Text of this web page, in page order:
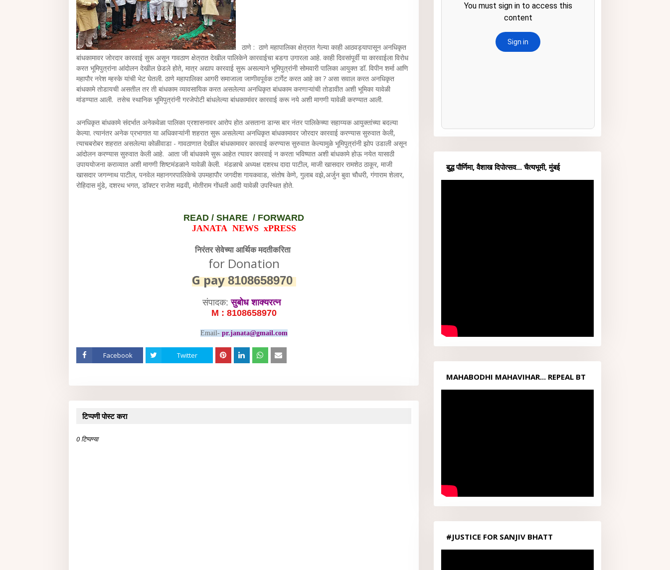
ठाणे : ठाणे महापालिका क्षेत्रात गेल्या काही आठवड्यापासून अनधिकृत
बांधकामावर जोरदार कारवाई सुरू असून गावठाण क्षेत्रात देखील पालिकेने कारवाईचा बडगा उगारला आहे. काही दिवसांपूर्वी या कारवाईला विरोध
करत भूमिपुत्रांना आंदोलन देखील छेडले होते, मात्र अद्याप कारवाई सुरू असल्याने भूमिपुत्रांनी सोमवारी पालिका आयुक्त डॉ. विपीन शर्मा आणि
महापौर नरेश म्हस्के यांची भेट घेतली. ठाणे महापालिका आगरी समाजाला जाणीवपूर्वक टार्गेट करत आहे का ? असा सवाल करत अनधिकृत
बांधकामे तोडायची असतील तर ती बांधकाम व्यावसायिक करत असलेल्या अनधिकृत बांधकाम करणाऱ्यांची तोडावीत अशी भूमिका यावेळी
मांडण्यात आली. तसेच स्थानिक भूमिपुत्रांनी गरजेपोटी बांधलेल्या बांधकामांवर कारवाई करू नये अशी मागणी यावेळी करण्यात आली.
अनधिकृत बांधकामे संदर्भात अनेकवेळा पालिका प्रशासनावर आरोप होत असताना डान्स बार नंतर पालिकेच्या सहाय्यक आयुक्तांच्या बदल्या
केल्या. त्यानंतर अनेक प्रभागात या अधिकाऱ्यांनी शहरात सुरू असलेल्या अनधिकृत बांधकामावर जोरदार कारवाई करण्यास सुरुवात केली,
त्याचबरोबर शहरात असलेल्या कोळीवाडा - गावठाणात देखील बांधकामावर कारवाई करण्यास सुरुवात केल्यामुळे भूमिपुत्रांनी झोप उडाली असून
आंदोलन करण्यास सुरुवात केली आहे. आता जी बांधकामे सुरू आहेत त्यावर कारवाई न करता भविष्यात अशी बांधकामे होऊ नयेत यासाठी
उपाययोजना कराव्यात अशी मागणी शिष्टमंडळाने यावेळी केली. मंडळाचे अध्यक्ष दशरथ दादा पाटील, माजी खासदार रामशेठ ठाकूर, माजी
खासदार जगन्नाथ पाटील, पनवेल महानगरपालिकेचे उपमहापौर जगदीश गायकवाड, संतोष केणे, गुलाब वझे,अर्जुन बुवा चौधरी, गंगाराम शेलार,
रोहिदास मुंडे, दशरथ भगत, डॉक्टर राजेश मढवी, मोतीराम गोंधली आदी यावेळी उपस्थित होते.
READ / SHARE / FORWARD
JANATA NEWS xPRESS
निरंतर सेवेच्या आर्थिक मदतीकरिता
for Donation
G pay8108658970
संपादक:सुबोध शाक्यरत्न
M : 8108658970
Email- pr.janata@gmail.com
Facebook Twitter
टिप्पणी पोस्ट करा
0 टिप्पण्या
बुद्ध पौर्णिमा, वैशाख दिपोत्सव... चैत्यभूमी, मुंबई
MAHABODHI MAHAVIHAR... REPEAL BT
ACT1949...
#JUSTICE FOR SANJIV BHATT